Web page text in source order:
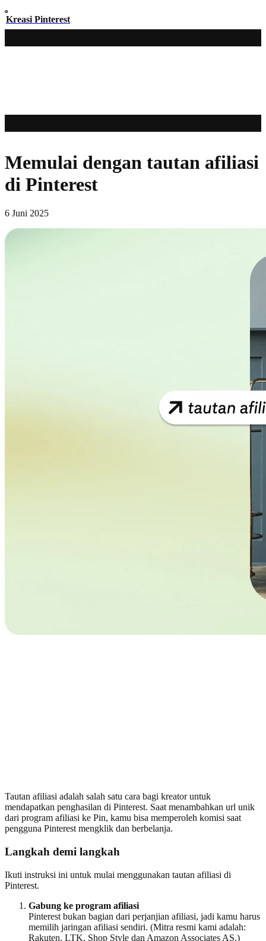
Kreasi Pinterest
Memulai dengan tautan afiliasi
di Pinterest
6 Juni 2025
Tautan afiliasi adalah salah satu cara bagi kreator untuk
mendapatkan penghasilan di Pinterest. Saat menambahkan url unik
dari program afiliasi ke Pin, kamu bisa memperoleh komisi saat
pengguna Pinterest mengklik dan berbelanja.
Langkah demi langkah
Ikuti instruksi ini untuk mulai menggunakan tautan afiliasi di
Pinterest.
Gabung ke program afiliasi
Pinterest bukan bagian dari perjanjian afiliasi, jadi kamu harus
memilih jaringan afiliasi sendiri. (Mitra resmi kami adalah:
Rakuten, LTK, Shop Style dan Amazon Associates AS.)